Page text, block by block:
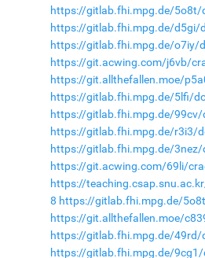
https://gitlab.fhi.mpg.de/
https://gitlab.fhi.mpg.de/d5gi/
https://gitlab.fhi.mpg.de/o7iy/
https://git.acwing.com/j6vb/
https://git.allthefallen.moe/
https://gitlab.fhi.mpg.de/5lfi/
https://gitlab.fhi.mpg.de/
https://gitlab.fhi.mpg.de/r3i3/
https://gitlab.fhi.mpg.de/
https://git.acwing.com/69li/
https://
8 https://gitlab.fhi.mpg.de/
https://git.allthefallen.moe/
https://gitlab.fhi.mpg.de/49rd/
https://gitlab.fhi.mpg.de/